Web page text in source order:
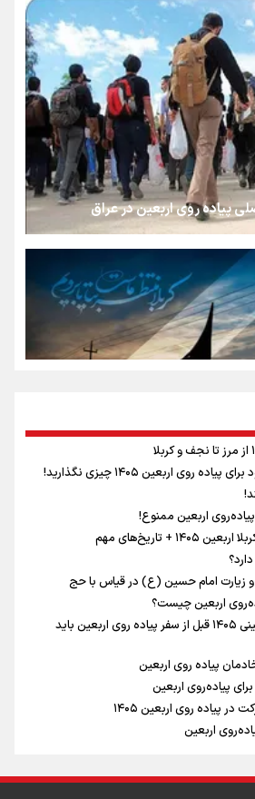
و حق مردم برای شنیدن صدای رئیس‌جمهوری
از کنار مردم
تا غروب اشک
بغض چهارماهه را شکست؛ «آهای مردم، آقا از
که به دلم ماند
رهبر شهید به فضای مجازی
و کارفرما در اندیشه رهبر شهید: از تضاد به
طلایی برای پیاده روی اربعین
فاصله مرز شلمچه تا شهرهای زیارتی
روی اربعین ۱۴۰۵ چیزی نگذارید!
اربعین ممنوع!
+ تاریخ‌های مهم
زیارت امام حسین (ع) در قیاس با حج
اربعین چیست؟
آنچه که زائران اربعین حسینی ۱۴۰۵ قبل از سفر پیاده روی اربعین باید
اربعین